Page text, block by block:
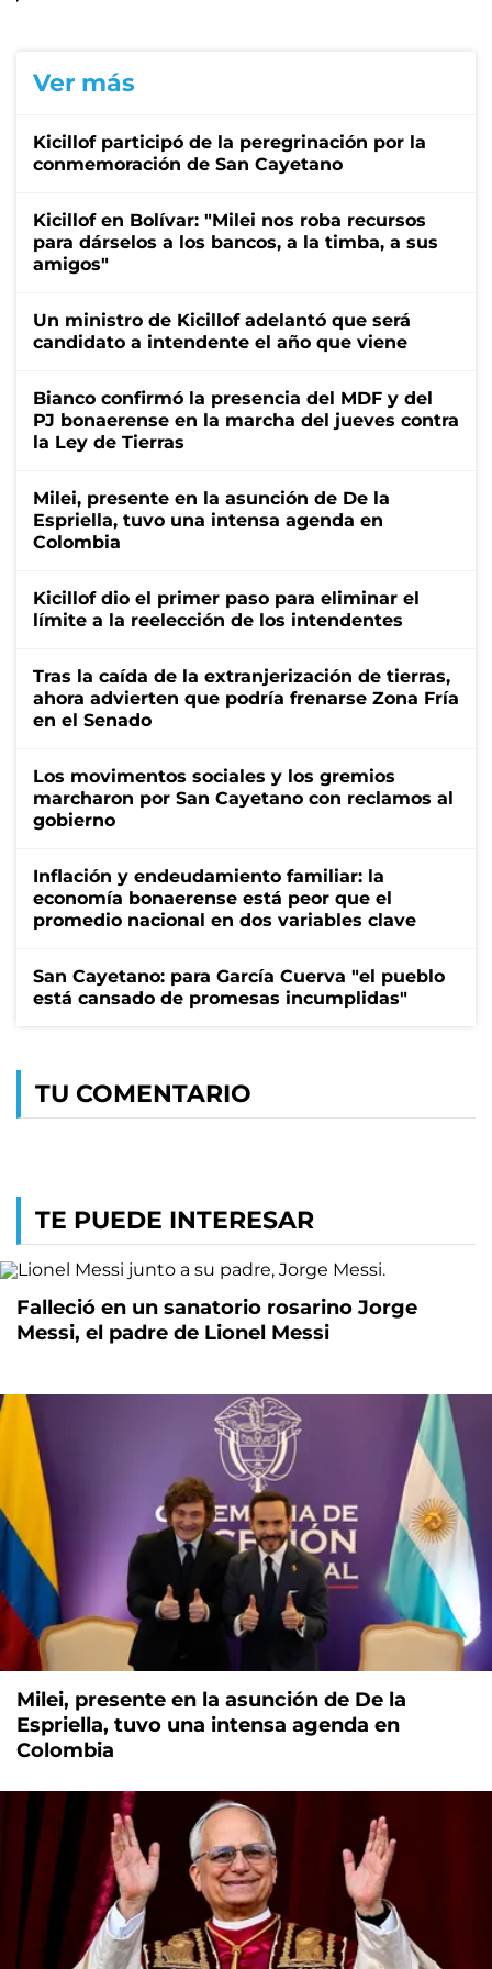
Ver más
Kicillof participó de la peregrinación por la
conmemoración de San Cayetano
Kicillof en Bolívar: "Milei nos roba recursos
para dárselos a los bancos, a la timba, a sus
amigos"
Un ministro de Kicillof adelantó que será
candidato a intendente el año que viene
Bianco confirmó la presencia del MDF y del
PJ bonaerense en la marcha del jueves contra
la Ley de Tierras
Milei, presente en la asunción de De la
Espriella, tuvo una intensa agenda en
Colombia
Kicillof dio el primer paso para eliminar el
límite a la reelección de los intendentes
Tras la caída de la extranjerización de tierras,
ahora advierten que podría frenarse Zona Fría
en el Senado
Los movimentos sociales y los gremios
marcharon por San Cayetano con reclamos al
gobierno
Inflación y endeudamiento familiar: la
economía bonaerense está peor que el
promedio nacional en dos variables clave
San Cayetano: para García Cuerva "el pueblo
está cansado de promesas incumplidas"
TU COMENTARIO
TE PUEDE INTERESAR
Falleció en un sanatorio rosarino Jorge
Messi, el padre de Lionel Messi
Milei, presente en la asunción de De la
Espriella, tuvo una intensa agenda en
Colombia